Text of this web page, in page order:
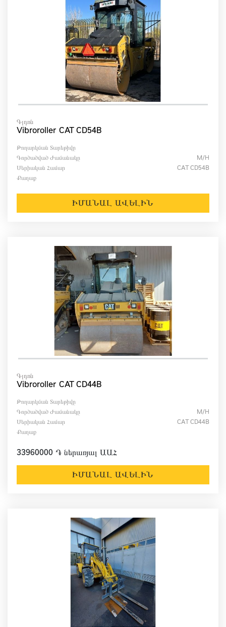
Գլդոն
Vibroroller CAT CD54B
Թողարկման Տարեթիվը
Գործածված Ժամանակը
M/h
Սերիական Համար
CAT CD54B
Քաղաք
ԻՄԱՆԱԼ ԱՎԵԼԻՆ
Գլդոն
Vibroroller CAT CD44B
Թողարկման Տարեթիվը
Գործածված Ժամանակը
M/h
Սերիական Համար
CAT CD44B
Քաղաք
33960000 ֏ ներառյալ ԱԱՀ
ԻՄԱՆԱԼ ԱՎԵԼԻՆ